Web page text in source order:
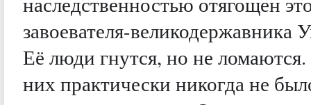
завоевателя-великодержавника
Её люди гнутся, но не
них практически никогда не